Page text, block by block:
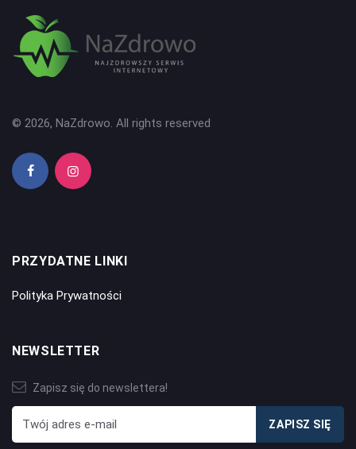
© 2026, NaZdrowo. All rights reserved
PRZYDATNE LINKI
Polityka Prywatności
NEWSLETTER
Zapisz się do newslettera!